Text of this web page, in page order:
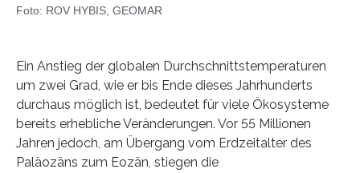
Foto: ROV HYBIS, GEOMAR
Ein Anstieg der globalen Durchschnittstemperaturen
um zwei Grad, wie er bis Ende dieses Jahrhunderts
durchaus möglich ist, bedeutet für viele Ökosysteme
bereits erhebliche Veränderungen. Vor 55 Millionen
Jahren jedoch, am Übergang vom Erdzeitalter des
Paläozäns zum Eozän, stiegen die